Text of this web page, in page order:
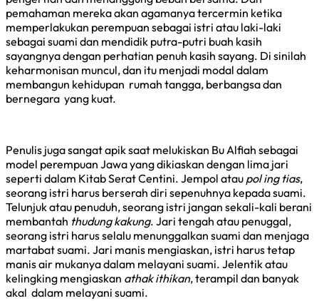
pemahaman mereka akan agamanya tercermin ketika
memperlakukan perempuan sebagai istri atau laki-laki
sebagai suami dan mendidik putra-putri buah kasih
sayangnya dengan perhatian penuh kasih sayang. Di sinilah
keharmonisan muncul, dan itu menjadi modal dalam
membangun kehidupan rumah tangga, berbangsa dan
bernegara yang kuat.
Penulis juga sangat apik saat melukiskan Bu Alfiah sebagai
model perempuan Jawa yang dikiaskan dengan lima jari
seperti dalam Kitab Serat Centini. Jempol atau pol ing tias,
seorang istri harus berserah diri sepenuhnya kepada suami.
Telunjuk atau penuduh, seorang istri jangan sekali-kali berani
membantah thudung kakung. Jari tengah atau penuggal,
seorang istri harus selalu menunggalkan suami dan menjaga
martabat suami. Jari manis mengiaskan, istri harus tetap
manis air mukanya dalam melayani suami. Jelentik atau
kelingking mengiaskan athak ithikan, terampil dan banyak
akal dalam melayani suami.